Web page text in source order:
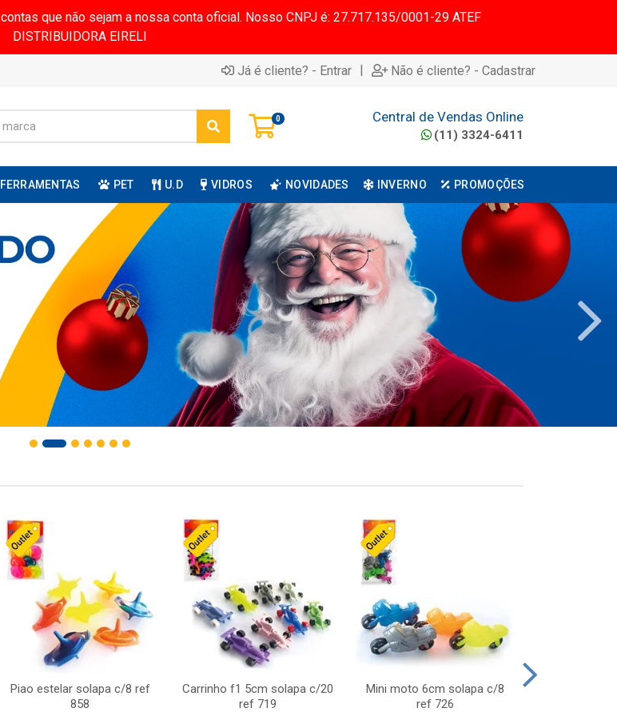
que não sejam a nossa conta oficial. Nosso CNPJ é: 27.717.135/0001-29 ATEF
DISTRIBUIDORA EIRELI
Já é cliente? - Entrar | Não é cliente? - Cadastrar
0 Central de Vendas Online
(11) 3324-6411
FERRAMENTAS PET U.D VIDROS NOVIDADES INVERNO PROMOÇÕES
Piao estelar solapa c/8 ref
858
Carrinho f1 5cm solapa c/20
ref 719
Mini moto 6cm solapa c/8
ref 726